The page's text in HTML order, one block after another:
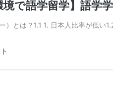
境で語学留学】語
）とは？1.1 1. 日本人比率が低